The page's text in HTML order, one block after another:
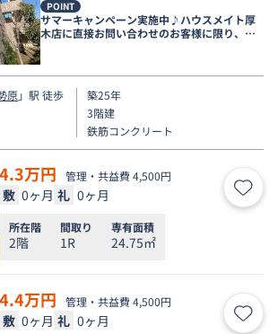
POINT
サマーキャンペーン実施中♪ハウスメイト厚
木店に直接お問い合わせのお客様に限り、９
月末まで家賃無料♪
原」駅 徒歩
築25年
3階建
鉄筋コンクリート
4.3万円 管理・共益費 4,500円
敷 0ヶ月 礼 0ヶ月 お気
所在階
2階
間取り
1R
専有面積
24.75㎡
4.4万円 管理・共益費 4,500円
敷 0ヶ月 礼 0ヶ月 お気